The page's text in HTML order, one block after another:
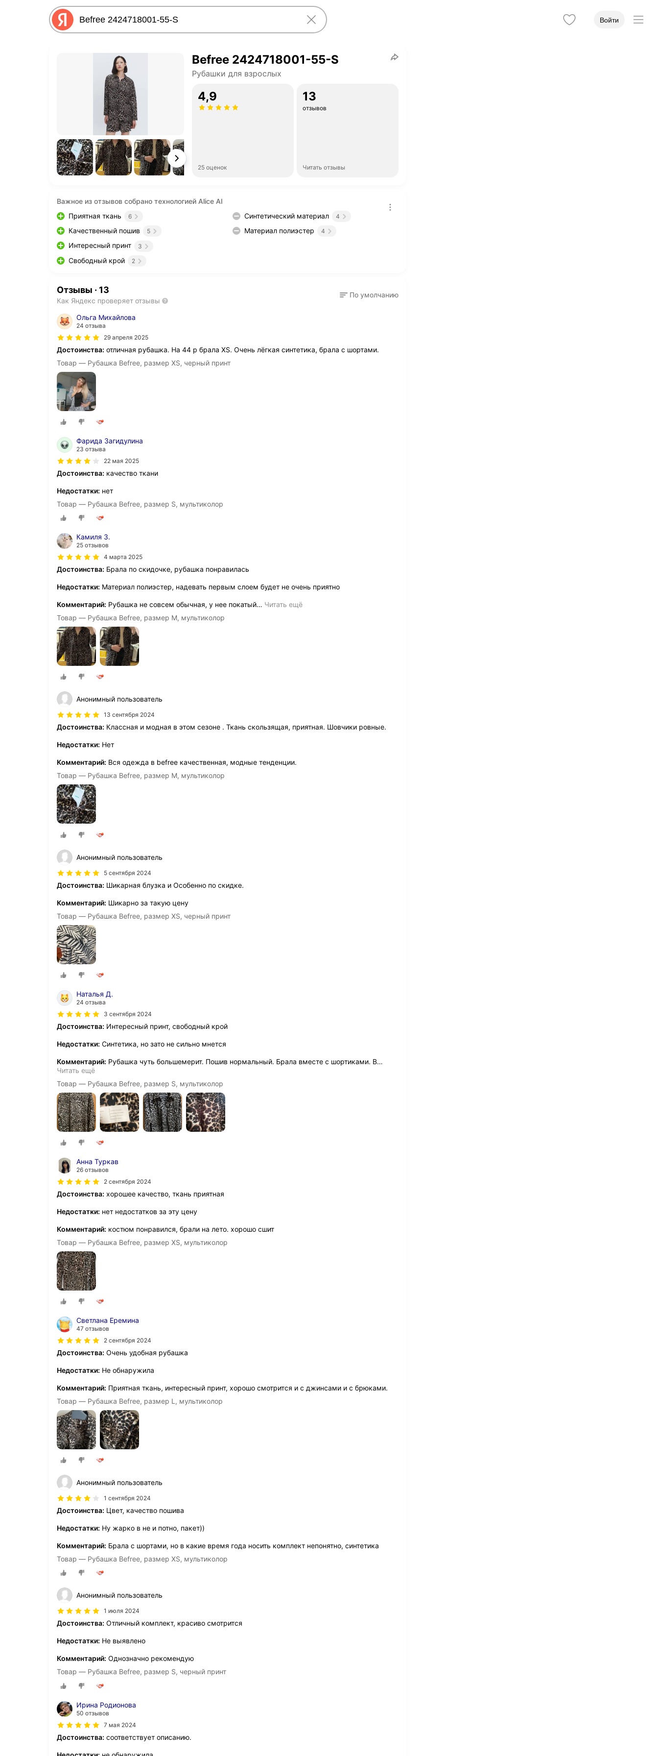
Войти
Befree 2424718001-55-S
Рубашки для взрослых
4,9
25 оценок
13
отзывов
Читать отзывы
Важное из отзывов собрано технологией Alice AI
Приятная ткань
6
Качественный пошив 5
Интересный принт 3
Свободный крой 2
Синтетический материал 4
Материал полиэстер 4
Отзывы · 13
Как Яндекс проверяет отзывы
По умолчанию
Ольга Михайлова
24 отзыва
29 апреля 2025
Достоинства: отличная рубашка. На 44 р брала XS. Очень лёгкая синтетика, брала с шортами.
Товар — Рубашка Befree, размер XS, черный принт
Фарида Загидулина
23 отзыва
22 мая 2025
Достоинства: качество ткани
Недостатки: нет
Товар — Рубашка Befree, размер S, мультиколор
Камиля З.
25 отзывов
4 марта 2025
Достоинства: Брала по скидочке, рубашка понравилась
Недостатки: Материал полиэстер, надевать первым слоем будет не очень приятно
Комментарий: Рубашка не совсем обычная, у нее покатый… Читать ещё
Товар — Рубашка Befree, размер M, мультиколор
Анонимный пользователь
13 сентября 2024
Достоинства: Классная и модная в этом сезоне . Ткань скользящая, приятная. Шовчики ровные.
Недостатки: Нет
Комментарий: Вся одежда в befree качественная, модные тенденции.
Товар — Рубашка Befree, размер M, мультиколор
Анонимный пользователь
5 сентября 2024
Достоинства: Шикарная блузка и Особенно по скидке.
Комментарий: Шикарно за такую цену
Товар — Рубашка Befree, размер XS, черный принт
Наталья Д.
24 отзыва
3 сентября 2024
Достоинства: Интересный принт, свободный крой
Недостатки: Синтетика, но зато не сильно мнется
Комментарий: Рубашка чуть большемерит. Пошив нормальный. Брала вместе с шортиками. В…
Читать ещё
Товар — Рубашка Befree, размер S, мультиколор
Анна Туркав
26 отзывов
2 сентября 2024
Достоинства: хорошее качество, ткань приятная
Недостатки: нет недостатков за эту цену
Комментарий: костюм понравился, брали на лето. хорошо сшит
Товар — Рубашка Befree, размер XS, мультиколор
Светлана Еремина
47 отзывов
2 сентября 2024
Достоинства: Очень удобная рубашка
Недостатки: Не обнаружила
Комментарий: Приятная ткань, интересный принт, хорошо смотрится и с джинсами и с брюками.
Товар — Рубашка Befree, размер L, мультиколор
Анонимный пользователь
1 сентября 2024
Достоинства: Цвет, качество пошива
Недостатки: Ну жарко в не и потно, пакет))
Комментарий: Брала с шортами, но в какие время года носить комплект непонятно, синтетика
Товар — Рубашка Befree, размер XS, мультиколор
Анонимный пользователь
1 июля 2024
Достоинства: Отличный комплект, красиво смотрится
Недостатки: Не выявлено
Комментарий: Однозначно рекомендую
Товар — Рубашка Befree, размер S, черный принт
Ирина Родионова
50 отзывов
7 мая 2024
Достоинства: соответствует описанию.